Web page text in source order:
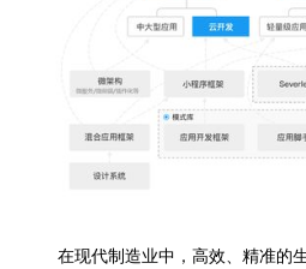
在现代制造业中，高效、精准的